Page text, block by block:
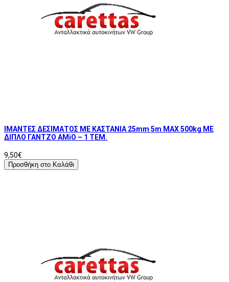
ΙΜΑΝΤΕΣ ΔΕΣΙΜΑΤΟΣ ΜΕ ΚΑΣΤΑΝΙΑ 25mm 5m MAX 500kg ΜΕ
ΔΙΠΛΟ ΓΑΝΤΖΟ AMiO – 1 ΤΕΜ.
9,50€
Προσθήκη στο Καλάθι